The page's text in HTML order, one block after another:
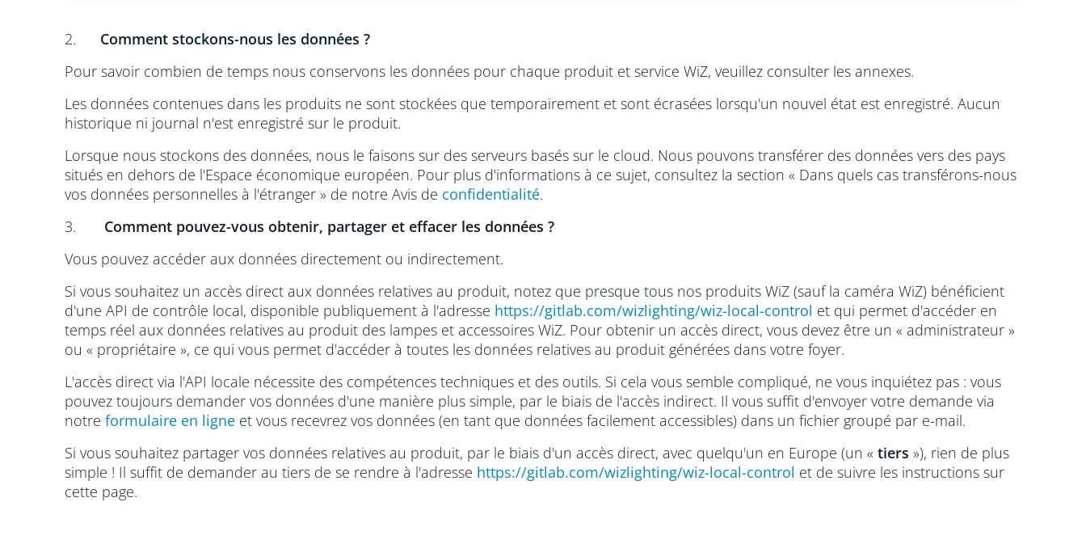
2. Comment stockons-nous les données ?
Pour savoir combien de temps nous conservons les données pour chaque produit et service WiZ, veuillez consulter les annexes.
Les données contenues dans les produits ne sont stockées que temporairement et sont écrasées lorsqu'un nouvel état est enregistré. Aucun
historique ni journal n'est enregistré sur le produit.
Lorsque nous stockons des données, nous le faisons sur des serveurs basés sur le cloud. Nous pouvons transférer des données vers des pays
situés en dehors de l'Espace économique européen. Pour plus d'informations à ce sujet, consultez la section « Dans quels cas transférons-nous
vos données personnelles à l'étranger » de notre Avis de confidentialité.
3. Comment pouvez-vous obtenir, partager et effacer les données ?
Vous pouvez accéder aux données directement ou indirectement.
Si vous souhaitez un accès direct aux données relatives au produit, notez que presque tous nos produits WiZ (sauf la caméra WiZ) bénéficient
d'une API de contrôle local, disponible publiquement à l'adresse https://gitlab.com/wizlighting/wiz-local-control et qui permet d'accéder en
temps réel aux données relatives au produit des lampes et accessoires WiZ. Pour obtenir un accès direct, vous devez être un « administrateur »
ou « propriétaire », ce qui vous permet d'accéder à toutes les données relatives au produit générées dans votre foyer.
L'accès direct via l'API locale nécessite des compétences techniques et des outils. Si cela vous semble compliqué, ne vous inquiétez pas : vous
pouvez toujours demander vos données d'une manière plus simple, par le biais de l'accès indirect. Il vous suffit d'envoyer votre demande via
notre formulaire en ligne et vous recevrez vos données (en tant que données facilement accessibles) dans un fichier groupé par e-mail.
Si vous souhaitez partager vos données relatives au produit, par le biais d'un accès direct, avec quelqu'un en Europe (un « tiers »), rien de plus
simple ! Il suffit de demander au tiers de se rendre à l'adresse https://gitlab.com/wizlighting/wiz-local-control et de suivre les instructions sur
cette page.